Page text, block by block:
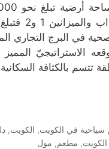
في البرج التجاري المكون
سياحية في الكويت, الكويت,
الكويت, مطعم, مول